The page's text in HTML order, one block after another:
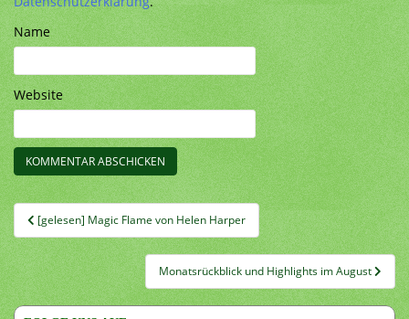
Name
Website
Beitragsnavigation
[gelesen] Magic Flame von Helen Harper
Monatsrückblick und Highlights im August